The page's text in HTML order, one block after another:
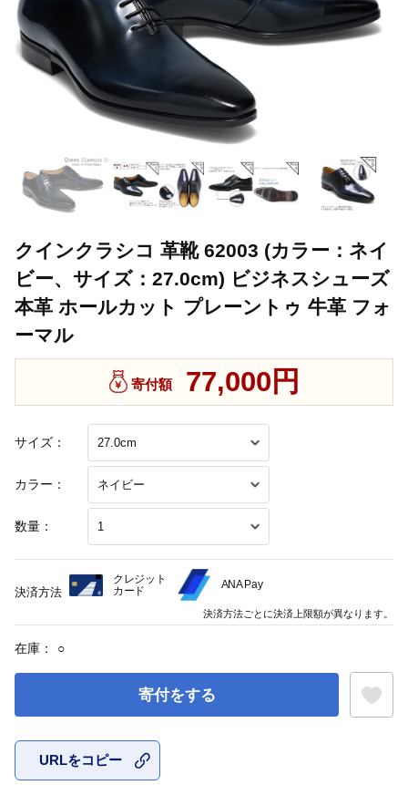
クインクラシコ 革靴 62003 (カラー：ネイ
ビー、サイズ：27.0cm) ビジネスシューズ
本革 ホールカット プレーントゥ 牛革 フォ
ーマル
サイズ：
カラー：
数量：
寄付額 77,000円
在庫： ○
寄付をする
URLをコピー
決済方法
クレジット
カード
ANA Pay
決済方法ごとに決済上限額が異なります。